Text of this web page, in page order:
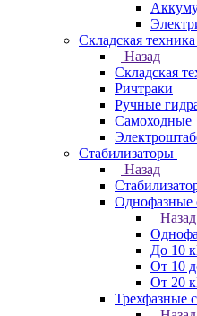
Складская техника
Назад
Складская
Ричтраки
Ручные
Самоходные
Стабилизаторы
Назад
Однофазные
Назад
До 10
От 10
От 20
Трехфазные